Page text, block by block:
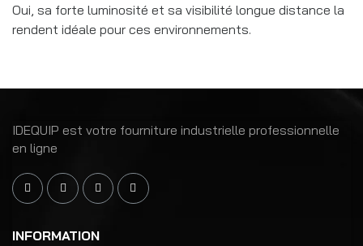
Oui, sa forte luminosité et sa visibilité longue distance la
rendent idéale pour ces environnements.
IDEQUIP est votre fourniture industrielle professionnelle
en ligne
INFORMATION